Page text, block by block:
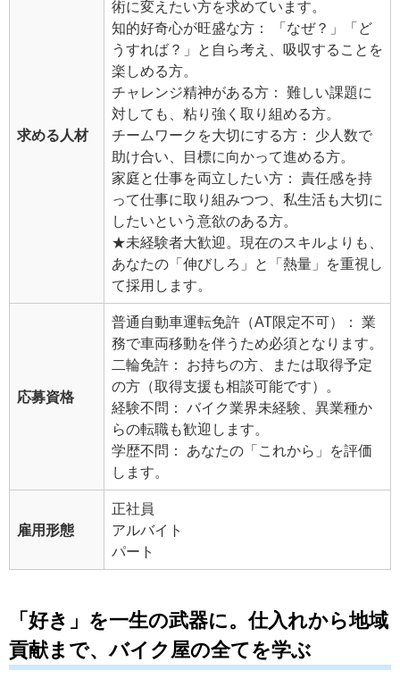
求める人材
術に変えたい方を求めています。
知的好奇心が旺盛な方： 「なぜ？」「ど
うすれば？」と自ら考え、吸収することを
楽しめる方。
チャレンジ精神がある方： 難しい課題に
対しても、粘り強く取り組める方。
チームワークを大切にする方： 少人数で
助け合い、目標に向かって進める方。
家庭と仕事を両立したい方： 責任感を持
って仕事に取り組みつつ、私生活も大切に
したいという意欲のある方。
★未経験者大歓迎。現在のスキルよりも、
あなたの「伸びしろ」と「熱量」を重視し
て採用します。
応募資格
普通自動車運転免許（AT限定不可）： 業
務で車両移動を伴うため必須となります。
二輪免許： お持ちの方、または取得予定
の方（取得支援も相談可能です）。
経験不問： バイク業界未経験、異業種か
らの転職も歓迎します。
学歴不問： あなたの「これから」を評価
します。
雇用形態
正社員
アルバイト
パート
「好き」を一生の武器に。仕入れから地域
貢献まで、バイク屋の全てを学ぶ